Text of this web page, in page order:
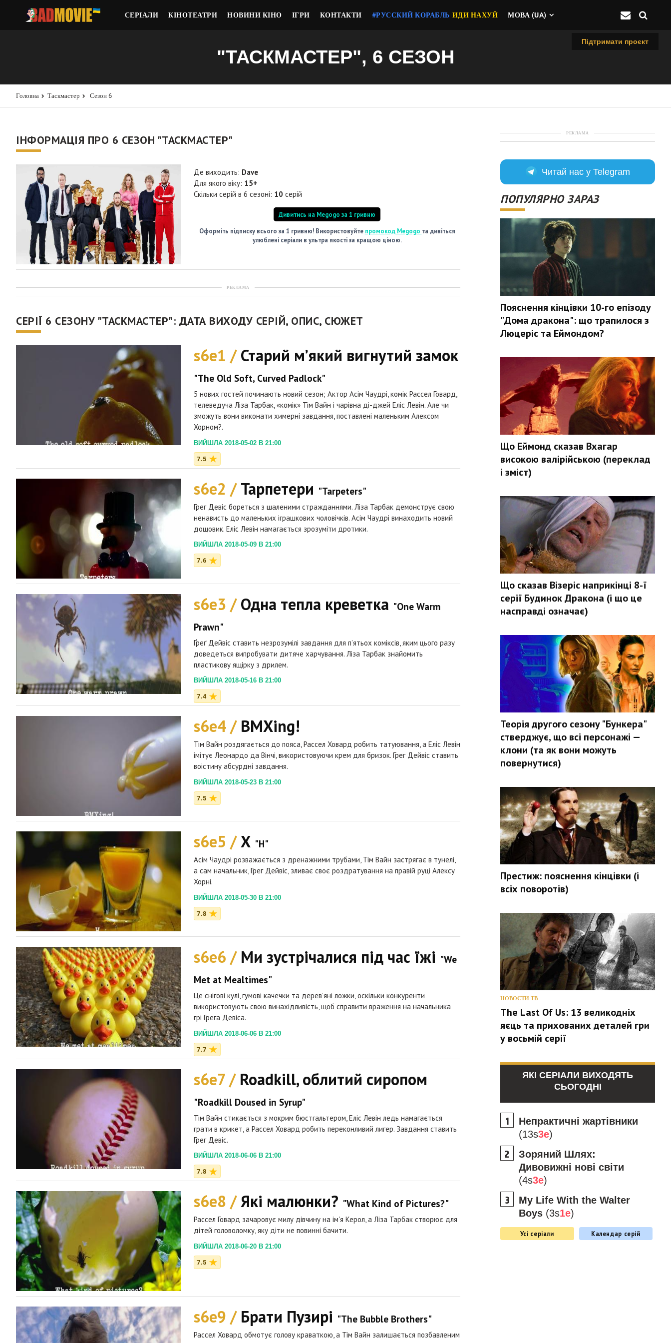
СЕРІАЛИ КІНОТЕАТРИ НОВИНИ КІНО ІГРИ КОНТАКТИ #РУССКИЙ КОРАБЛЬ ИДИ НАХУЙ МОВА (UA)
Підтримати проєкт
"ТАСКМАСТЕР", 6 СЕЗОН
Головна Таскмастер Сезон 6
ІНФОРМАЦІЯ ПРО 6 СЕЗОН "ТАСКМАСТЕР"
Де виходить: Dave
Для якого віку: 15+
Скільки серій в 6 сезоні: 10 серій
Дивитись на Megogo за 1 гривню
Оформіть підписку всього за 1 гривню! Використовуйте промокод Megogo та дивіться
улюблені серіали в ультра якості за кращою ціною.
РЕКЛАМА
СЕРІЇ 6 СЕЗОНУ "ТАСКМАСТЕР": ДАТА ВИХОДУ СЕРІЙ, ОПИС, СЮЖЕТ
s6e1 /Старий м’який вигнутий замок
"The Old Soft, Curved Padlock"
5 нових гостей починають новий сезон; Актор Асім Чаудрі, комік Рассел Говард,
телеведуча Ліза Тарбак, «комік» Тім Вайн і чарівна ді-джей Еліс Левін. Але чи
зможуть вони виконати химерні завдання, поставлені маленьким Алексом
Хорном?.
ВИЙШЛА 2018-05-02 В 21:00
7.5
s6e2 /Тарпетери "Tarpeters"
Грег Девіс бореться з шаленими стражданнями. Ліза Тарбак демонструє свою
ненависть до маленьких іграшкових чоловічків. Асім Чаудрі винаходить новий
дощовик. Еліс Левін намагається зрозуміти дротики.
ВИЙШЛА 2018-05-09 В 21:00
7.6
s6e3 /Одна тепла креветка "One Warm
Prawn"
Ґреґ Дейвіс ставить незрозумілі завдання для п’ятьох коміксів, яким цього разу
доведеться випробувати дитяче харчування. Ліза Тарбак знайомить
пластикову ящірку з дрилем.
ВИЙШЛА 2018-05-16 В 21:00
7.4
s6e4 / BMXing!
Тім Вайн роздягається до пояса, Рассел Ховард робить татуювання, а Еліс Левін
імітує Леонардо да Вінчі, використовуючи крем для бризок. Грег Дейвіс ставить
воістину абсурдні завдання.
ВИЙШЛА 2018-05-23 В 21:00
7.5
s6e5 /Х "H"
Асім Чаудрі розважається з дренажними трубами, Тім Вайн застрягає в тунелі,
а сам начальник, Грег Дейвіс, зливає своє роздратування на правій руці Алексу
Хорні.
ВИЙШЛА 2018-05-30 В 21:00
7.8
s6e6 / Ми зустрічалися під час їжі "We
Met at Mealtimes"
Це снігові кулі, гумові качечки та дерев’яні ложки, оскільки конкуренти
використовують свою винахідливість, щоб справити враження на начальника
грі Грега Девіса.
ВИЙШЛА 2018-06-06 В 21:00
7.7
s6e7 / Roadkill, облитий сиропом
"Roadkill Doused in Syrup"
Тім Вайн стикається з мокрим бюстгальтером, Еліс Левін ледь намагається
грати в крикет, а Рассел Ховард робить переконливий лигер. Завдання ставить
Грег Девіс.
ВИЙШЛА 2018-06-06 В 21:00
7.8
s6e8 /Які малюнки? "What Kind of Pictures?"
Рассел Говард зачаровує милу дівчину на ім'я Керол, а Ліза Тарбак створює для
дітей головоломку, яку діти не повинні бачити.
ВИЙШЛА 2018-06-20 В 21:00
7.5
s6e9 / Брати Пузирі "The Bubble Brothers"
Рассел Ховард обмотує голову краваткою, а Тім Вайн залишається позбавленим
РЕКЛАМА
Читай нас у Telegram
ПОПУЛЯРНО ЗАРАЗ
Пояснення кінцівки 10-го епізоду
"Дома дракона": що трапилося з
Люцеріс та Еймондом?
Що Еймонд сказав Вхагар
високою валірійською (переклад
і зміст)
Що сказав Візеріс наприкінці 8-ї
серії Будинок Дракона (і що це
насправді означає)
Теорія другого сезону "Бункера"
стверджує, що всі персонажі —
клони (та як вони можуть
повернутися)
Престиж: пояснення кінцівки (і
всіх поворотів)
НОВОСТИ ТВ
The Last Of Us: 13 великодніх
яєць та прихованих деталей гри
у восьмій серії
ЯКІ СЕРІАЛИ ВИХОДЯТЬ
СЬОГОДНІ
Непрактичні жартівники
(13s3e)
Зоряний Шлях:
Дивовижні нові світи
(4s3e)
My Life With the Walter
Boys (3s1e)
Усі серіали Календар серій